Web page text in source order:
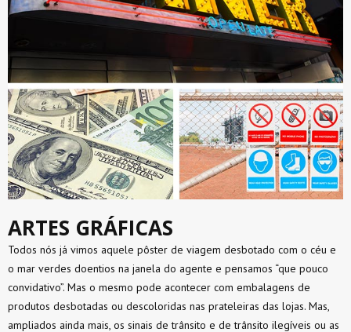
ARTES GRÁFICAS
Todos nós já vimos aquele pôster de viagem desbotado com o céu e
o mar verdes doentios na janela do agente e pensamos “que pouco
convidativo”. Mas o mesmo pode acontecer com embalagens de
produtos desbotadas ou descoloridas nas prateleiras das lojas. Mas,
ampliados ainda mais, os sinais de trânsito e de trânsito ilegíveis ou as